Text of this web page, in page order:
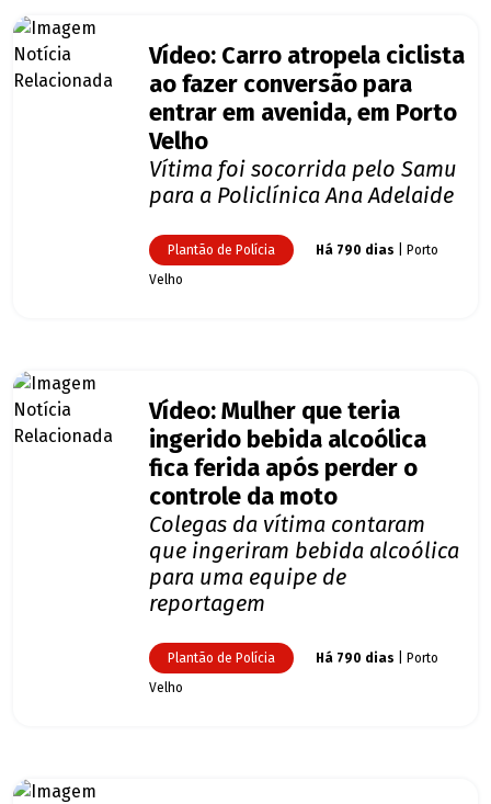
Vídeo: Carro atropela ciclista
ao fazer conversão para
entrar em avenida, em Porto
Velho
Vítima foi socorrida pelo Samu
para a Policlínica Ana Adelaide
Plantão de Polícia Há 790 dias | Porto
Velho
Vídeo: Mulher que teria
ingerido bebida alcoólica
fica ferida após perder o
controle da moto
Colegas da vítima contaram
que ingeriram bebida alcoólica
para uma equipe de
reportagem
Plantão de Polícia Há 790 dias | Porto
Velho